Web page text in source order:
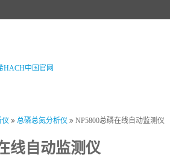
仪 总磷总氮分析仪 NP5800总磷在线自动监测仪
线自动监测仪